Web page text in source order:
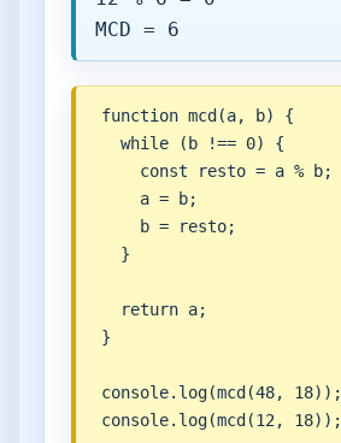
MCD = 6
function mcd(a, b) {
  while (b !== 0) {
    const resto = a % b;
    a = b;
    b = resto;
  }
  return a;
}
console.log(mcd(48, 18));
console.log(mcd(12, 18));